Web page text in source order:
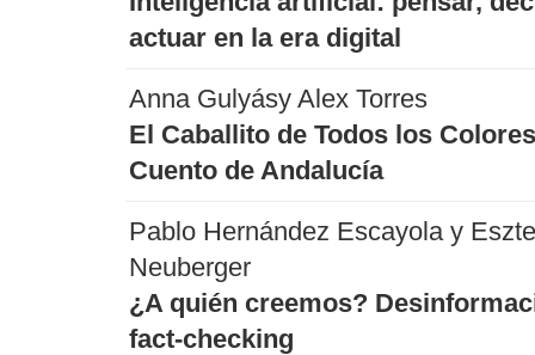
actuar en la era digital
Anna Gulyásy Alex Torres
El Caballito de Todos los
Cuento de Andalucía
Pablo Hernández Escayola y
Neuberger
¿A quién creemos?
fact-checking